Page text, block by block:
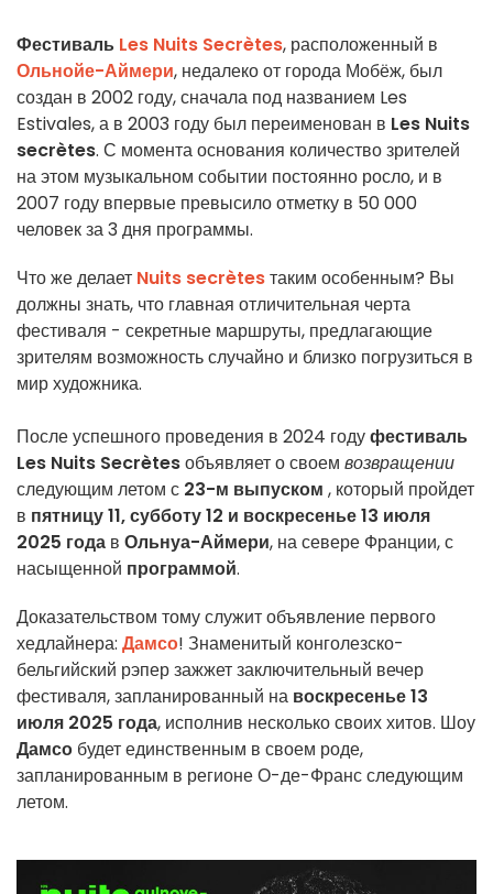
Фестиваль Les Nuits Secrètes, расположенный в
Ольнойе-Аймери, недалеко от города Мобёж, был
создан в 2002 году, сначала под названием Les
Estivales, а в 2003 году был переименован в Les Nuits
secrètes. С момента основания количество зрителей
на этом музыкальном событии постоянно росло, и в
2007 году впервые превысило отметку в 50 000
человек за 3 дня программы.
Что же делает Nuits secrètesтаким особенным? Вы
должны знать, что главная отличительная черта
фестиваля - секретные маршруты, предлагающие
зрителям возможность случайно и близко погрузиться в
мир художника.
После успешного проведения в 2024 годуфестиваль
Les Nuits Secrètesобъявляет о своем возвращении
следующим летом с 23-м выпуском , который пройдет
в пятницу 11, субботу 12 и воскресенье 13 июля
2025 года в Ольнуа-Аймери, на севере Франции, с
насыщенной программой.
Доказательством тому служит объявление первого
хедлайнера: Дамсо! Знаменитый конголезско-
бельгийский рэпер зажжет заключительный вечер
фестиваля, запланированный на воскресенье 13
июля 2025 года, исполнив несколько своих хитов. Шоу
Дамсо будет единственным в своем роде,
запланированным в регионе О-де-Франс следующим
летом.